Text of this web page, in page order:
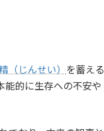
（じんせい） を蓄える
能的に生存への不安や